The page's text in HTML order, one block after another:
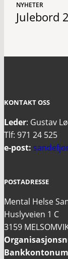
NYHETER
Julebord
KONTAKT OSS
Leder: Gustav
Tlf: 971 24 525
e-post:
POSTADRESSE
Mental Helse
Huslyveien 1 C
3159